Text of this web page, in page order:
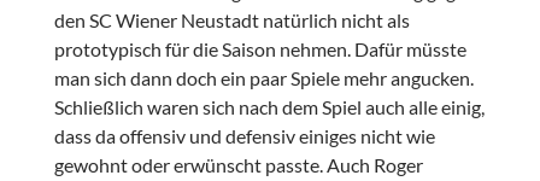
den SC Wiener Neustadt natürlich nicht als
prototypisch für die Saison nehmen. Dafür müsste
man sich dann doch ein paar Spiele mehr angucken.
Schließlich waren sich nach dem Spiel auch alle einig,
dass da offensiv und defensiv einiges nicht wie
gewohnt oder erwünscht passte. Auch Roger